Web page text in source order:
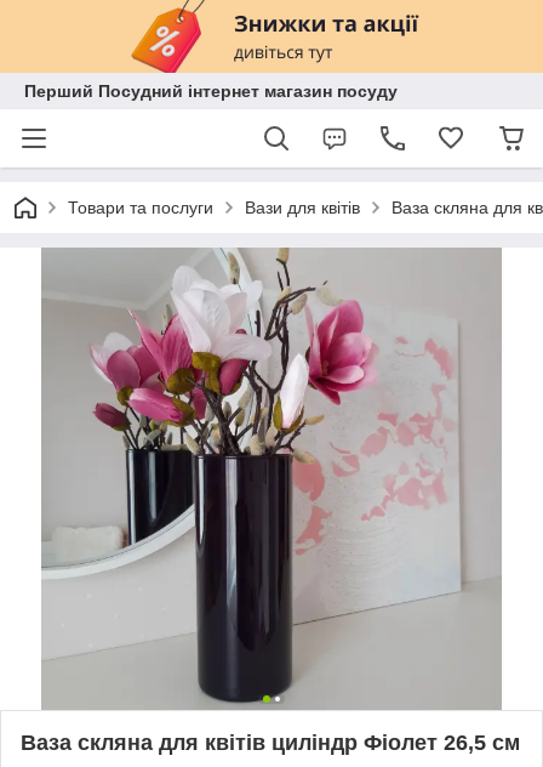
Перший Посудний інтернет магазин посуду
Товари та послуги Вази для квітів Ваза скляна для
Ваза скляна для квітів циліндр Фіолет 26,5 см